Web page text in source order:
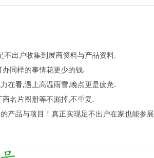
不出户收集到展商资料与产品资料.
同样的事情花更少的钱.
在看,遇上高温雨雪,晚点更是疲惫.
名片图册等不漏掉,不重复.
产品与项目！真正实现足不出户在家也能参展